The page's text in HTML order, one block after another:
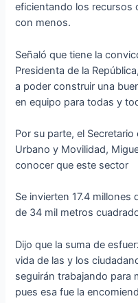
eficientando los recursos
con menos.
Señaló que tiene la
Presidenta de la
a poder construir una
en equipo para todas y
Por su parte, el
Urbano y Movilidad,
conocer que este sector
Se invierten 17.4
de 34 mil metros
Dijo que la suma de
vida de las y los
seguirán trabajando para
pues esa fue la